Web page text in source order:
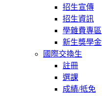
招生宣傳
招生資訊
學雜費專區
新生獎學金
國際交換生
註冊
選課
成績/抵免